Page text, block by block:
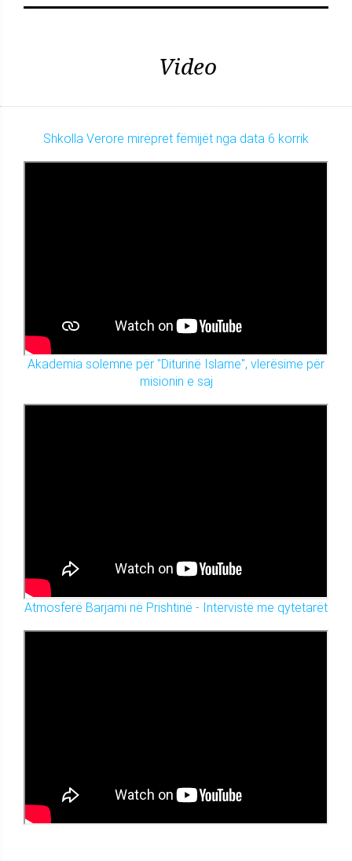
Video
Shkolla Verore mirëpret fëmijët nga data 6 korrik
Akademia solemne për "Diturinë Islame", vlerësime për
misionin e saj
Atmosferë Barjami në Prishtinë - Intervistë me qytetarët